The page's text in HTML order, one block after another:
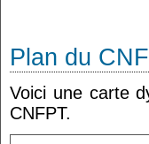
Plan du
Voici une carte
CNFPT.